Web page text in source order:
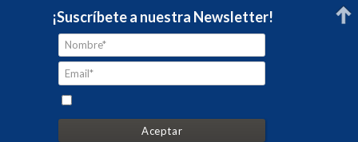
¡Suscríbete a nuestra Newsletter!